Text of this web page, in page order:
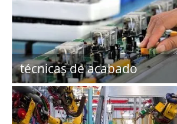
técnicas de acabado